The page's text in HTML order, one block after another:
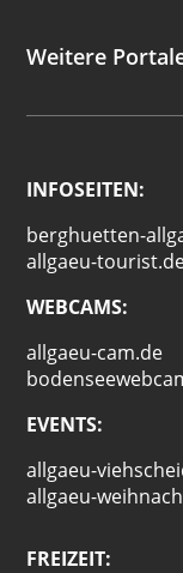
Weitere
INFOSEITEN:
berghuetten-
allgaeu-
WEBCAMS:
allgaeu-cam.de
EVENTS:
allgaeu-
allgaeu-
FREIZEIT: